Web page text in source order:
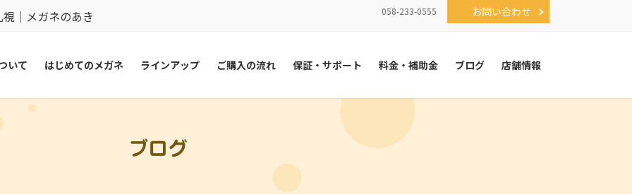
｜メガネのあき 058-233-0555 お問い合わせ
いて はじめてのメガネ ラインアップ ご購入の流れ 保証・サポート 料金・補助金 ブログ 店舗情報
ブログ